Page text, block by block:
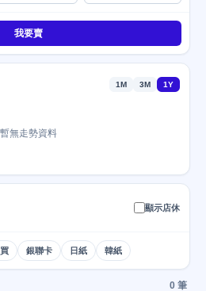
我要賣
1M 3M 1Y
暫無走勢資料
顯示店休
銀聯卡 日紙 韓紙
0 筆